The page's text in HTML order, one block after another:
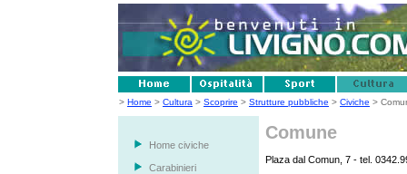
> Home > Cultura > Scoprire > Strutture pubbliche > Civiche >
Home civiche
Carabinieri
Comune
Plaza dal Comun, 7 - tel.